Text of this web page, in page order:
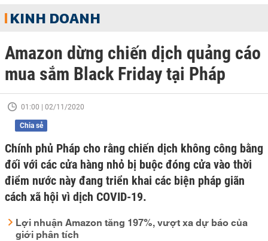
KINH DOANH
Amazon dừng chiến dịch quảng cáo
mua sắm Black Friday tại Pháp
01:00 | 02/11/2020
Chia sẻ
Chính phủ Pháp cho rằng chiến dịch không công bằng
đối với các cửa hàng nhỏ bị buộc đóng cửa vào thời
điểm nước này đang triển khai các biện pháp giãn
cách xã hội vì dịch COVID-19.
Lợi nhuận Amazon tăng 197%, vượt xa dự báo của
giới phân tích